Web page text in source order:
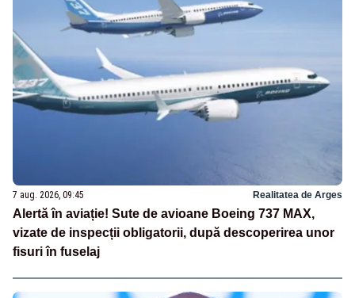
7 aug. 2026, 09:45 Realitatea de Arges
Alertă în aviație! Sute de avioane Boeing 737 MAX,
vizate de inspecții obligatorii, după descoperirea unor
fisuri în fuselaj